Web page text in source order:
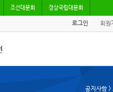
조선대분회 경상국립대분회
로그인 회원
공지사항 >